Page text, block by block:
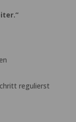
regulierst